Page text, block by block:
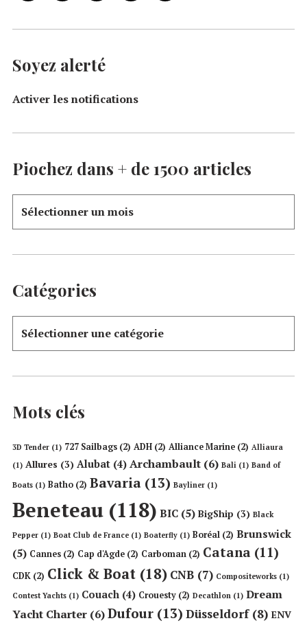
Soyez alerté
Activer les notifications
Piochez dans + de 1500 articles
Catégories
Mots clés
3D Tender (1) 727 Sailbags (2) ADH (2) Alliance Marine (2) Alliaura
(1) Allures (3) Alubat (4) Archambault (6) Bali (1) Band of
Boats (1) Batho (2) Bavaria (13) Bayliner (1)
Beneteau (118) BIC (5) BigShip (3) Black
Pepper (1) Boat Club de France (1) Boaterfly (1) Boréal (2) Brunswick
(5) Cannes (2) Cap d'Agde (2) Carboman (2) Catana (11)
CDK (2) Click & Boat (18) CNB (7) Compositeworks (1)
Contest Yachts (1) Couach (4) Crouesty (2) Decathlon (1) Dream
Yacht Charter (6)Dufour (13) Düsseldorf(8) ENV